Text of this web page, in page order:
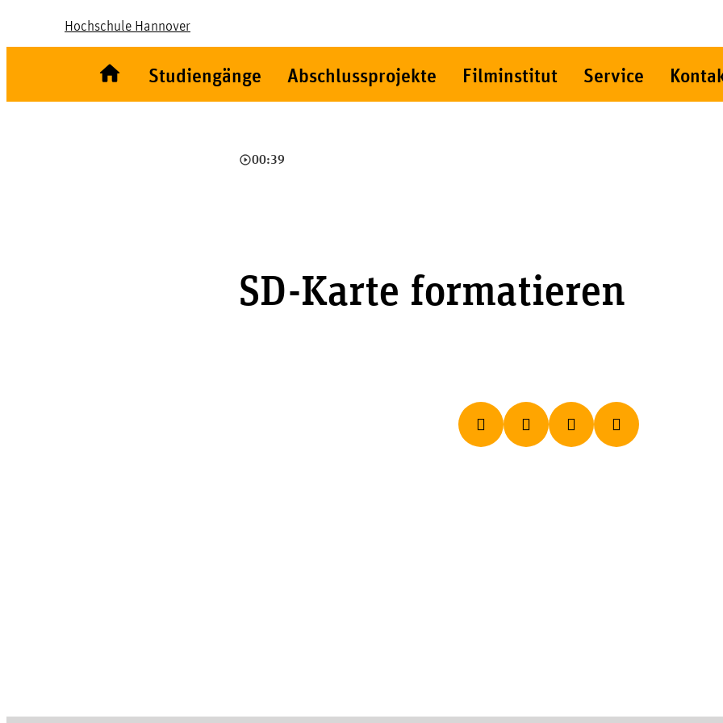
Hochschule Hannover
Studiengänge Abschlussprojekte Filminstitut Service
play_circle_outline00:39
SD-Karte formatieren